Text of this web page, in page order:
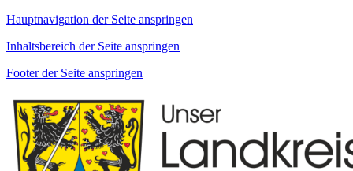
Hauptnavigation der Seite anspringen
Inhaltsbereich der Seite anspringen
Footer der Seite anspringen